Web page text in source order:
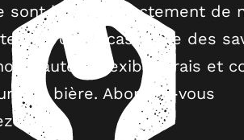
sont livrées directement de
Pas de tracas, juste des
Flexible, frais et
de bière. Abonnez-vous
en !